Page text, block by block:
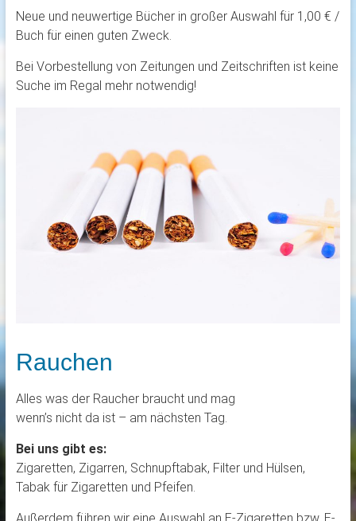
Neue und neuwertige Bücher in großer Auswahl für 1,00 € /
Buch für einen guten Zweck.
Bei Vorbestellung von Zeitungen und Zeitschriften ist keine
Suche im Regal mehr notwendig!
Rauchen
Alles was der Raucher braucht und mag
wenn’s nicht da ist – am nächsten Tag.
Bei uns gibt es:
Zigaretten, Zigarren, Schnupftabak, Filter und Hülsen,
Tabak für Zigaretten und Pfeifen.